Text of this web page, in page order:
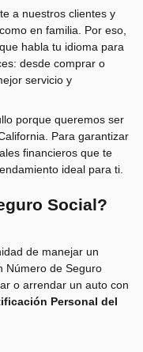
a nuestros clientes y
en familia. Por eso,
habla tu idioma para
desde comprar o
servicio y
porque queremos ser
Para garantizar
financieros que te
ideal para ti.
Social?
de manejar un
Número de Seguro
o arrendar un auto con
Personal del